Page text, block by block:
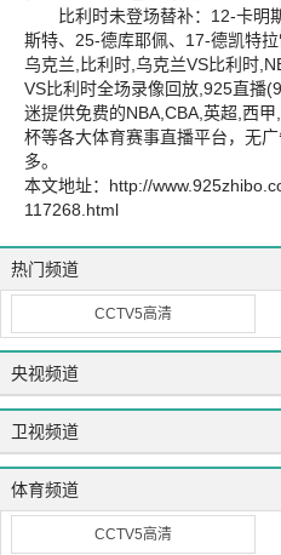
比利时未登场替补：12-卡明
斯特、25-德库耶佩、17-德凯特
乌克兰,比利时,乌克兰VS比利时
VS比利时全场录像回放,925直播
迷提供免费的NBA,CBA,英超,西
杯等各大体育赛事直播平台，无
多。
本文地址： http://
117268.html
热门频道
CCTV5高清
央视频道
卫视频道
体育频道
CCTV5高清